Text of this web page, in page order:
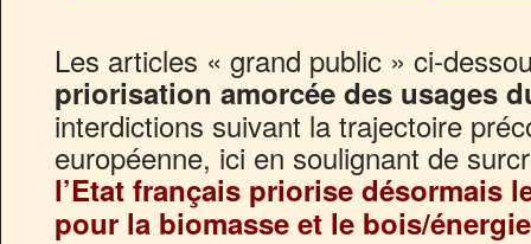
Les articles « grand public » ci-
priorisation amorcée des usages
interdictions suivant la trajectoire
européenne, ici en soulignant de
l’Etat français priorise désormais
pour la biomasse et le bois/